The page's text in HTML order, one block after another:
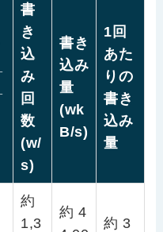
書
き
込
み
回
数
(w/
s)
書き
込み
量
(wk
B/s)
1回
あた
りの
書き
込み
量
約
1,3
約 4
約 3